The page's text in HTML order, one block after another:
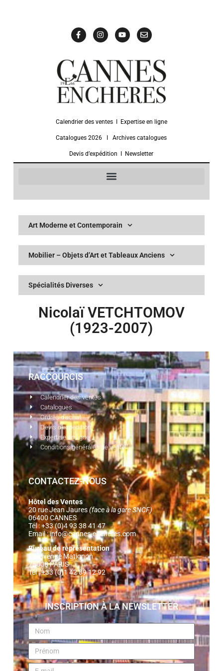
Calendrier des ventesΙ Expertise en ligne
Catalogues 2026 ΙArchives catalogues
Devis d’expédition Newsletter
Art Moderne et Contemporain
Mobilier – Objets d’Art et Tableaux Anciens
Spécialités Diverses
Nicolaï VETCHTOMOV
(1923-2007)
RACCOURCIS
Calendrier des ventes
Catalogues
Ordres d'achat
Devis d'expédition
Expertise en ligne
Conditions générales de vente
CONTACTEZ-NOUS
Hôtel des Ventes
20 rue Jean Jaures(face à la gare SNCF)
06400 CANNES
Tél : +33 (0)4 93 38 41 47
Email :info@cannes-encheres.com
Bureau de représentation
14, avenue Matignon
75008 PARIS
Tél : +33 (0)1 42 89 12 92
INSCRIPTION À LA NEWSLETTER